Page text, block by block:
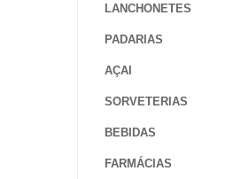
LANCHONETES
PADARIAS
AÇAI
SORVETERIAS
BEBIDAS
FARMÁCIAS